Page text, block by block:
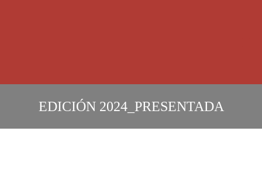
EDICIÓN 2024_ PRESENTADA